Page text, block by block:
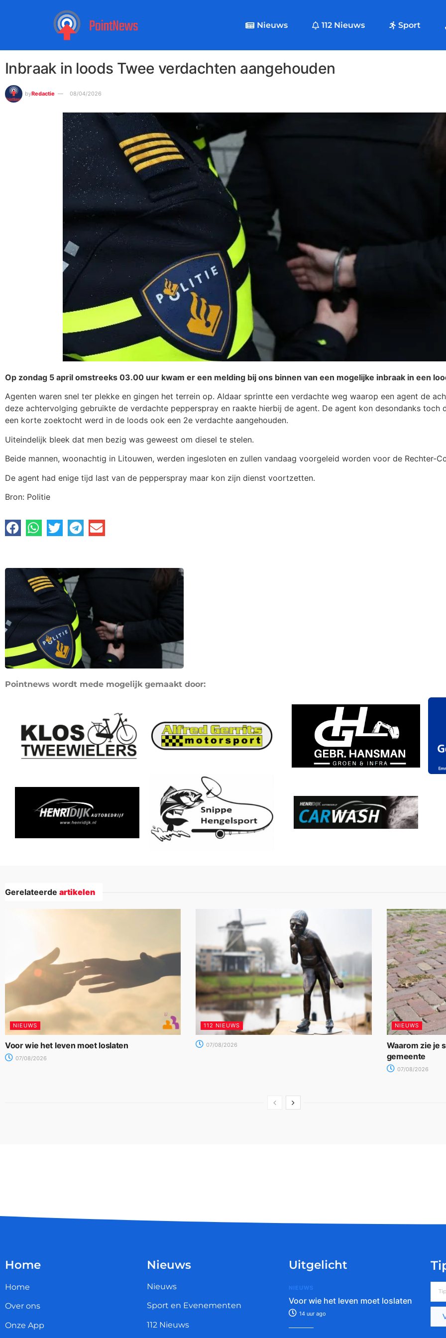
Nieuws 112 Nieuws Sport
Inbraak in loods Twee verdachten aangehouden
byRedactie 08/04/2026
Op zondag 5 april omstreeks 03.00 uur kwam er een melding bij ons binnen van een mogelijke inbraak in een
Agenten waren snel ter plekke en gingen het terrein op. Aldaar sprintte een verdachte weg waarop een agent de
deze achtervolging gebruikte de verdachte pepperspray en raakte hierbij de agent. De agent kon desondanks toch
een korte zoektocht werd in de loods ook een 2e verdachte aangehouden.
Uiteindelijk bleek dat men bezig was geweest om diesel te stelen.
Beide mannen, woonachtig in Litouwen, werden ingesloten en zullen vandaag voorgeleid worden voor de Rechter-
De agent had enige tijd last van de pepperspray maar kon zijn dienst voortzetten.
Bron: Politie
Pointnews wordt mede mogelijk gemaakt door:
Gerelateerde artikelen
NIEUWS
Voor wie het leven moet loslaten
07/08/2026
112 NIEUWS
07/08/2026
NIEUWS
Waarom zie je
gemeente
07/08/2026
Home
Home
Over ons
Onze App
Nieuws
Nieuws
Sport en Evenementen
112 Nieuws
Uitgelicht
NIEUWS
Voor wie het leven moet loslaten
14 uur ago